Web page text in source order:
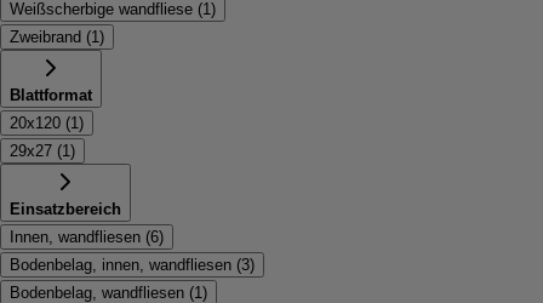
Weißscherbige wandfliese (1 )
Zweibrand (1 )
Blattformat
20x120 (1 )
29x27 (1 )
Einsatzbereich
Innen, wandfliesen (6)
Bodenbelag, innen, wandfliesen (3)
Bodenbelag, wandfliesen (1 )